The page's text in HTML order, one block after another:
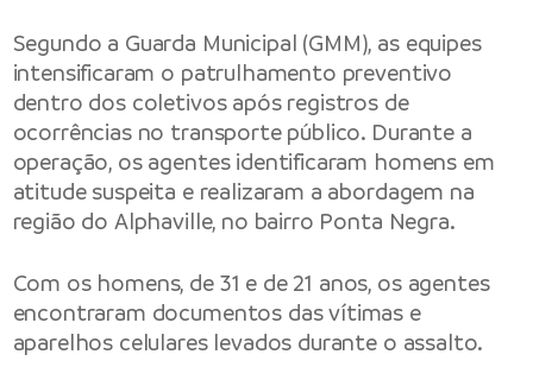
Segundo a Guarda Municipal (GMM), as equipes
intensificaram o patrulhamento preventivo
dentro dos coletivos após registros de
ocorrências no transporte público. Durante a
operação, os agentes identificaram homens em
atitude suspeita e realizaram a abordagem na
região do Alphaville, no bairro Ponta Negra.
Com os homens, de 31 e de 21 anos, os agentes
encontraram documentos das vítimas e
aparelhos celulares levados durante o assalto.